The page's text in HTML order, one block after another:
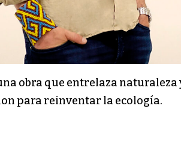
obra que entrelaza
para reinventar la ecología.